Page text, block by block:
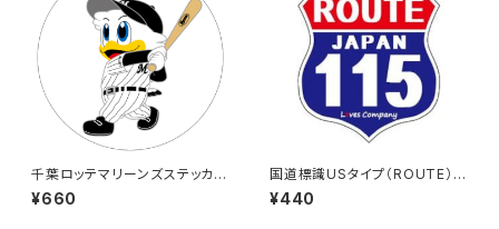
千葉ロッテマリーンズステッカー
8（大）
¥660
国道標識USタイプ（ROUTE）ス
テッカー 115号線
¥440